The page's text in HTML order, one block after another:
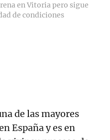
en Vitoria pero sigue
de condiciones
de las mayores
España y es en